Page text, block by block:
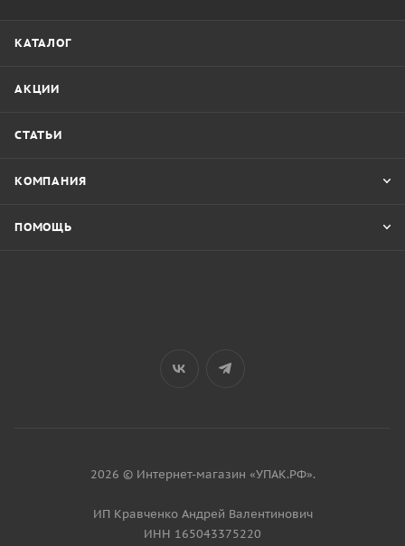
КАТАЛОГ
АКЦИИ
СТАТЬИ
КОМПАНИЯ
ПОМОЩЬ
2026 © Интернет-магазин «УПАК.РФ».
ИП Кравченко Андрей Валентинович
ИНН 165043375220